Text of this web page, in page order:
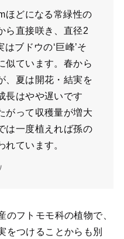
ほどになる常緑性の
ら直接咲き、直径2
ブドウの‘巨峰’そ
似ています。春から
、夏は開花・結実を
長はやや遅いです
がって収穫量が増大
は一度植えれば孫の
れています。
のフトモモ科の植物で、
をつけることからも別